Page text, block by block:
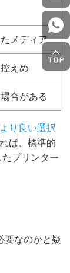
メディア
えめ
合がある
り良い選択
ば、標準的
プリンター
要なのかと疑